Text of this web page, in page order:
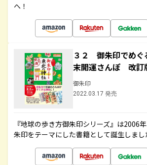
へ！
３２ 御朱印でめ
末開運さんぽ 改訂
御朱印
2022.03.17 発売
『地球の歩き方御朱印シリーズ』は2006
朱印をテーマにした書籍として誕生しまし